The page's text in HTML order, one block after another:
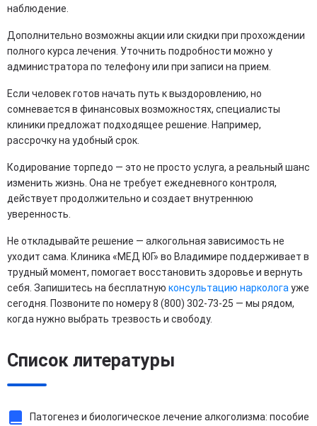
наблюдение.
Дополнительно возможны акции или скидки при прохождении
полного курса лечения. Уточнить подробности можно у
администратора по телефону или при записи на прием.
Если человек готов начать путь к выздоровлению, но
сомневается в финансовых возможностях, специалисты
клиники предложат подходящее решение. Например,
рассрочку на удобный срок.
Кодирование торпедо — это не просто услуга, а реальный шанс
изменить жизнь. Она не требует ежедневного контроля,
действует продолжительно и создает внутреннюю
уверенность.
Не откладывайте решение — алкогольная зависимость не
уходит сама. Клиника «МЕД ЮГ» во Владимире поддерживает в
трудный момент, помогает восстановить здоровье и вернуть
себя. Запишитесь на бесплатную консультацию наркологауже
сегодня. Позвоните по номеру 8 (800) 302-73-25 — мы рядом,
когда нужно выбрать трезвость и свободу.
Список литературы
Патогенез и биологическое лечение алкоголизма: пособие